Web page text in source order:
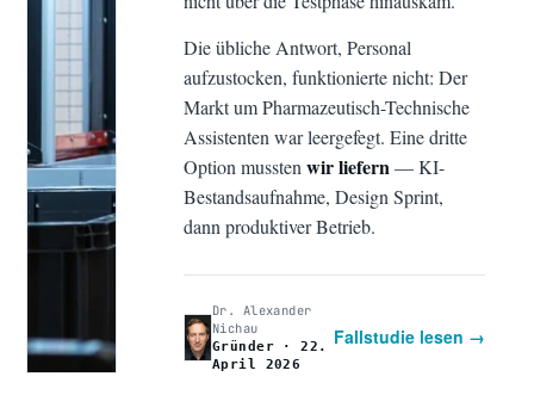
Die übliche Antwort, Personal
aufzustocken, funktionierte nicht: Der
Markt um Pharmazeutisch-Technische
Assistenten war leergefegt. Eine dritte
Option musstenwir liefern — KI-
Bestandsaufnahme, Design Sprint,
dann produktiver Betrieb.
Dr. Alexander
Nichau
Gründer · 22.
April 2026
Fallstudie lesen →